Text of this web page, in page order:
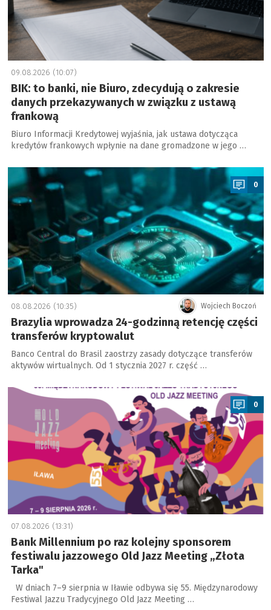
09.08.2026 (10:07)
BIK: to banki, nie Biuro, zdecydują o zakresie
danych przekazywanych w związku z ustawą
frankową
Biuro Informacji Kredytowej wyjaśnia, jak ustawa dotycząca
kredytów frankowych wpłynie na dane gromadzone w jego …
a
0
Wojciech Boczoń
08.08.2026 (10:35)
Brazylia wprowadza 24-godzinną retencję części
transferów kryptowalut
Banco Central do Brasil zaostrzy zasady dotyczące transferów
aktywów wirtualnych. Od 1 stycznia 2027 r. część …
a
0
07.08.2026 (13:31)
Bank Millennium po raz kolejny sponsorem
festiwalu jazzowego Old Jazz Meeting „Złota
Tarka"
W dniach 7–9 sierpnia w Iławie odbywa się 55. Międzynarodowy
Festiwal Jazzu Tradycyjnego Old Jazz Meeting …